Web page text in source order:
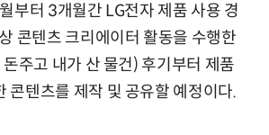
부터 3개월간 LG전자 제품 사용 경
콘텐츠 크리에이터 활동을 수행한
주고 내가 산 물건) 후기부터 제품
콘텐츠를 제작 및 공유할 예정이다.